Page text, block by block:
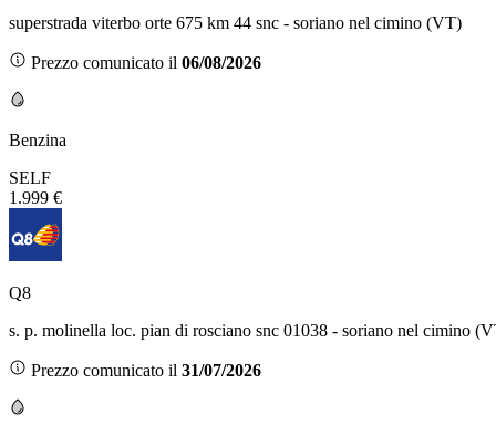
superstrada viterbo orte 675 km 44 snc - soriano nel cimino (VT)
Prezzo comunicato il 06/08/2026
Benzina
SELF
1.999 €
Q8
s. p. molinella loc. pian di rosciano snc 01038 - soriano nel cimino
Prezzo comunicato il 31/07/2026